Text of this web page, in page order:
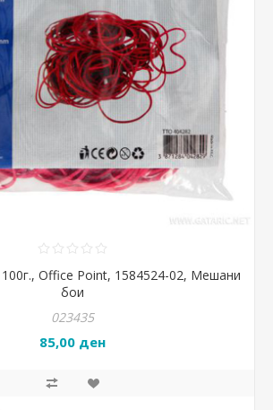
Office Point, 1584524-02, Мешани
бои
023435
85,00 ден